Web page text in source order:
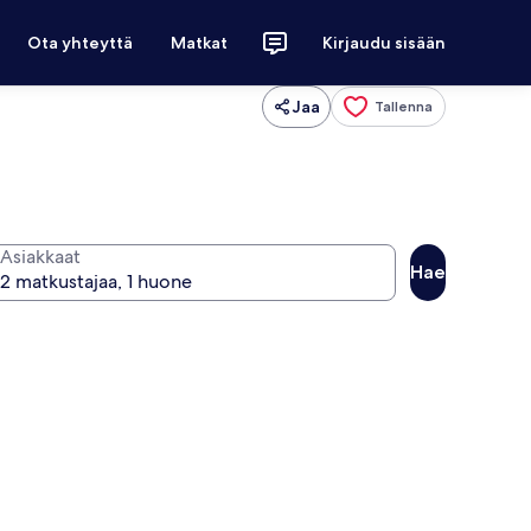
Ota yhteyttä Matkat Kirjaudu sisään
Jaa Tallenna
Asiakkaat
Hae